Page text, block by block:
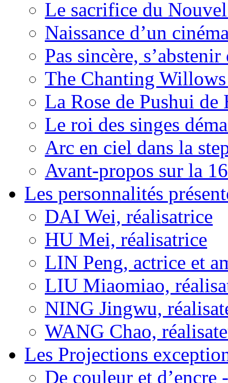
Le sacrifice du
Naissance d’un
Pas sincère,
The Chanting
La Rose de Pushui de
Le roi des singes
Arc en ciel dans la
Avant-propos sur la
Les personnalités
DAI Wei, réalisatrice
HU Mei, réalisatrice
LIN Peng, actrice et
LIU Miaomiao,
NING Jingwu,
WANG Chao,
Les Projections
De couleur et